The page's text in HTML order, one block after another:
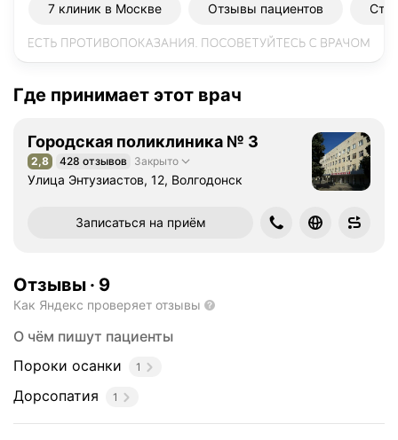
7 клиник в Москве Отзывы пациентов
Где принимает этот врач
Городская поликлиника № 3
Рейтинг 2,8 из 5
2,8 428 отзывов Закрыто
Улица Энтузиастов, 12, Волгодонск
Записаться на приём
Отзывы · 9
Как Яндекс проверяет отзывы
О чём пишут пациенты
Пороки осанки
1
Дорсопатия 1